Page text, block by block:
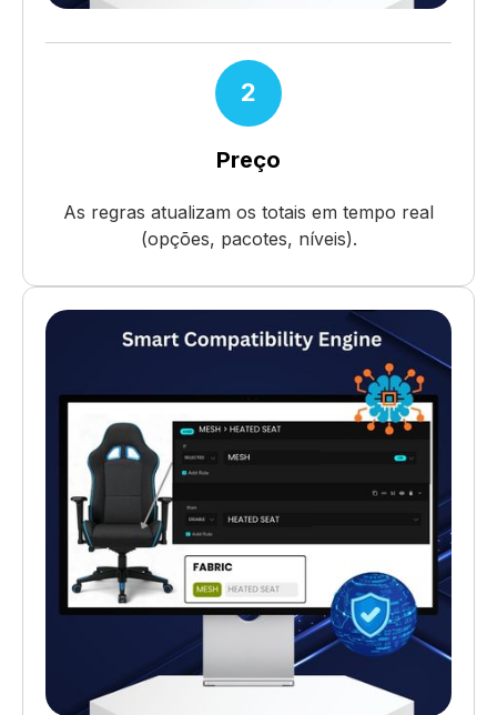
2
Preço
As regras atualizam os totais em tempo real
(opções, pacotes, níveis).